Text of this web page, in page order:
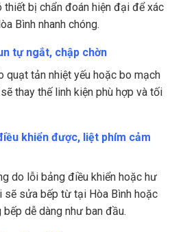
thiết bị chẩn đoán hiện đại để xác
Bình nhanh chóng.
tự ngắt, chập chờn
quạt tản nhiệt yếu hoặc bo mạch
thay thế linh kiện phù hợp và tối
khiển được, liệt phím cảm
do lỗi bảng điều khiển hoặc hư
sẽ sửa bếp từ tại Hòa Bình hoặc
dễ dàng như ban đầu.